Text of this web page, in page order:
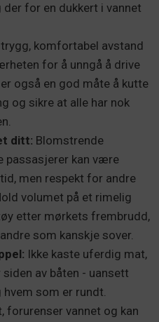
for en dukkert i vannet
komfortabel avstand
for å unngå å drive
også en god måte å kutte
og sikre at alle har nok
ditt: Blomstrende
passasjerer kan være
men respekt for andre
volumet på et rimelig
etter mørkets frembrudd,
som kanskje sover.
Ikke kaste uferdig mat,
av båten - uansett
som er rundt.
forurenser vannet og kan